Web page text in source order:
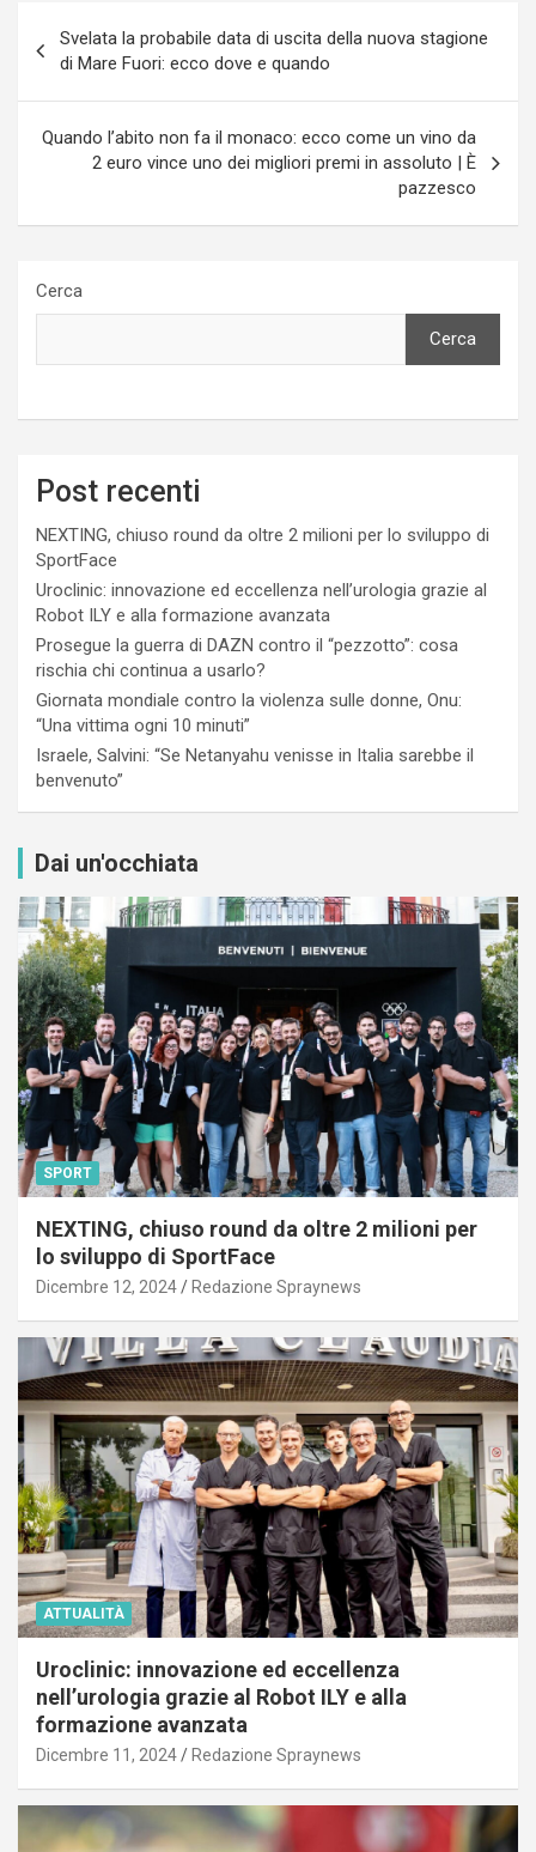
articoli
Svelata la probabile data di uscita della nuova stagione
di Mare Fuori: ecco dove e quando
Quando l’abito non fa il monaco: ecco come un vino da
2 euro vince uno dei migliori premi in assoluto | È
pazzesco
Cerca
Cerca
Post recenti
NEXTING, chiuso round da oltre 2 milioni per lo sviluppo di
SportFace
Uroclinic: innovazione ed eccellenza nell’urologia grazie al
Robot ILY e alla formazione avanzata
Prosegue la guerra di DAZN contro il “pezzotto”: cosa
rischia chi continua a usarlo?
Giornata mondiale contro la violenza sulle donne, Onu:
“Una vittima ogni 10 minuti”
Israele, Salvini: “Se Netanyahu venisse in Italia sarebbe il
benvenuto”
Dai un'occhiata
SPORT
NEXTING, chiuso round da oltre 2 milioni per
lo sviluppo di SportFace
Dicembre 12, 2024 Redazione Spraynews
ATTUALITÀ
Uroclinic: innovazione ed eccellenza
nell’urologia grazie al Robot ILY e alla
formazione avanzata
Dicembre 11, 2024 Redazione Spraynews